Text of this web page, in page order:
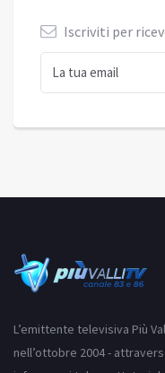
Iscriviti per
L’emittente televisiva Più
nell’ottobre 2004 -